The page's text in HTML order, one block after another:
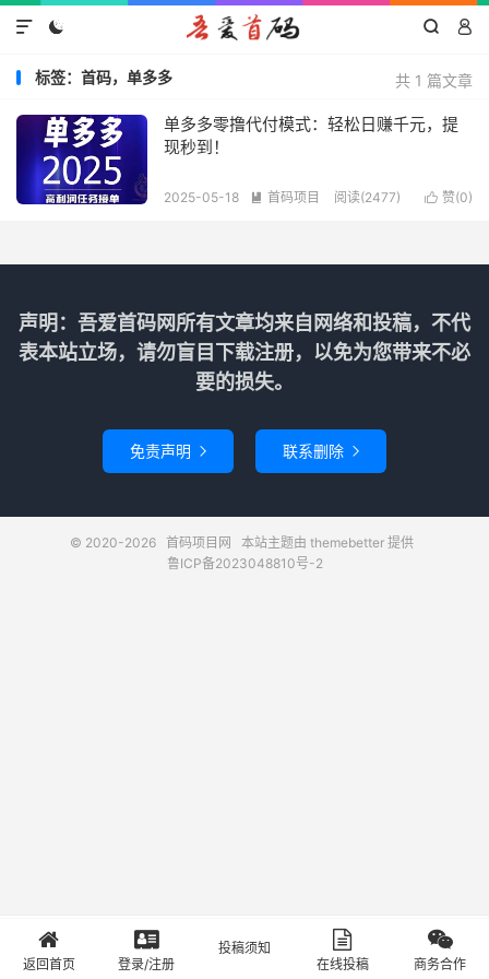
  

共 1 篇文章
标签：首码，单多多
单多多零撸代付模式：轻松日赚千元，提
现秒到！
 赞(0)
2025-05-18  首码项目 阅读(2477)
声明：吾爱首码网所有文章均来自网络和投稿，不代
表本站立场，请勿盲目下载注册，以免为您带来不必
要的损失。
免责声明  联系删除 
© 2020-2026 首码项目网 本站主题由 themebetter提供
鲁ICP备2023048810号-2
首页 登录 投稿 关于
返回首页 登录/注册
投稿须知
在线投稿
商务合作